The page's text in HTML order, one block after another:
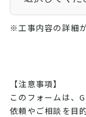
※工事内容の詳細
【注意事項】
このフォームは、
依頼やご相談を目